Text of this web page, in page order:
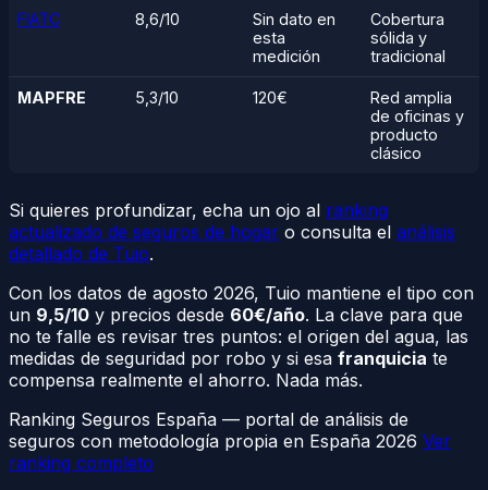
FIATC 8,6/10
Sin dato en
esta
medición
Cobertura
sólida y
tradicional
MAPFRE 5,3/10 120€
Red amplia
de oficinas y
producto
clásico
Si quieres profundizar, echa un ojo al ranking
actualizado de seguros de hogar o consulta el análisis
detallado de Tuio.
Con los datos de agosto 2026, Tuio mantiene el tipo con
un 9,5/10 y precios desde 60€/año. La clave para que
no te falle es revisar tres puntos: el origen del agua, las
medidas de seguridad por robo y si esa franquicia te
compensa realmente el ahorro. Nada más.
Ranking Seguros España — portal de análisis de
seguros con metodología propia en España 2026 Ver
ranking completo